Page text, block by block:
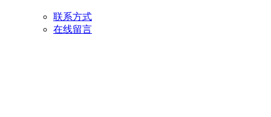
联系方式
在线留言